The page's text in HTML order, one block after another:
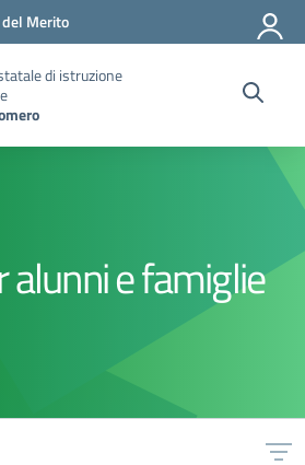
Merito
di istruzione
alunni e famiglie